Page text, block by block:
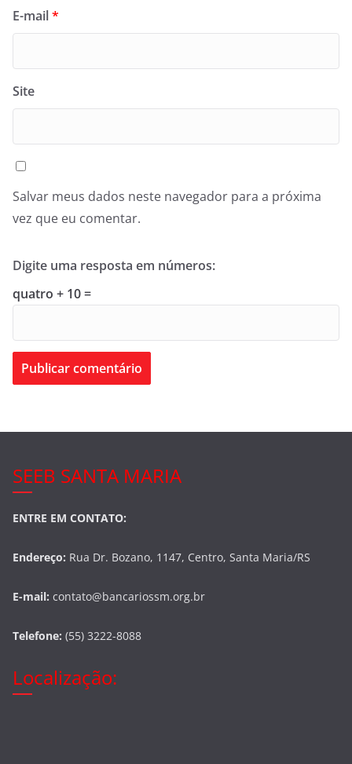
E-mail*
Site
Salvar meus dados neste navegador para a próxima
vez que eu comentar.
Digite uma resposta em números:
quatro + 10 =
SEEB SANTA MARIA
ENTRE EM CONTATO:
Endereço: Rua Dr. Bozano, 1147, Centro, Santa Maria/RS
E-mail: contato@bancariossm.org.br
Telefone: (55) 3222-8088
Localização: